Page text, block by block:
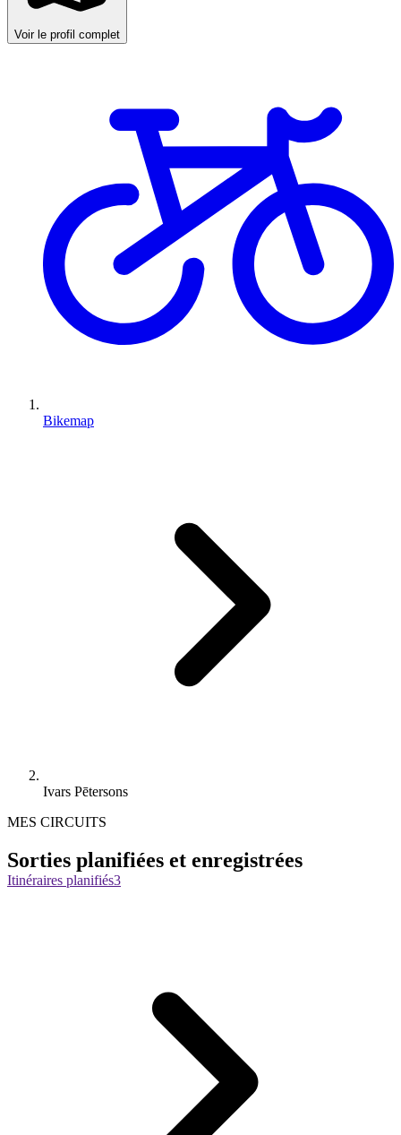
Voir le profil complet
Bikemap
Ivars Pētersons
MES CIRCUITS
Sorties planifiées et enregistrées
Itinéraires planifiés3